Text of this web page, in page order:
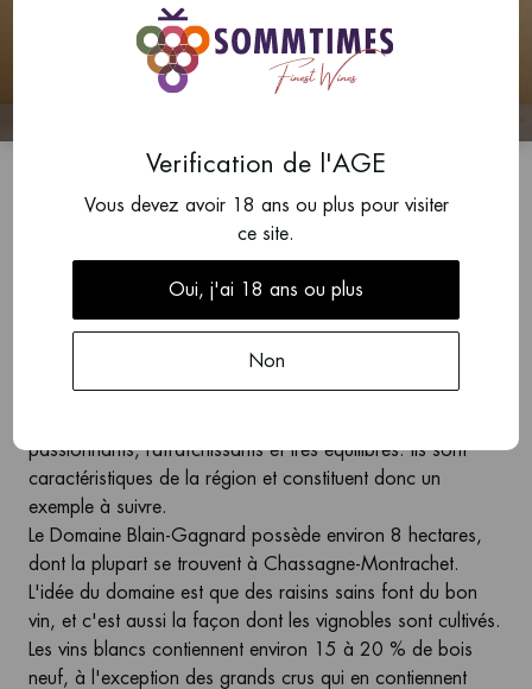
2022
Bâtard-Montrachet
Grand Cru (1,5 liter)
2022
Le Montrachet Grand
Cru (1,5 liter)
Montrachet. Le Domaine Blain-Gagnard a été créé en
Gagnard. Claudine descend de la branche Gagnard du
côté de son père et de la branche Delagrange-Bachelet
du côté de sa mère. Le domaine produit environ 55 % de
passionnants, rafraîchissants et très équilibrés. Ils sont
caractéristiques de la région et constituent donc un
exemple à suivre.
Le Domaine Blain-Gagnard possède environ 8 hectares,
dont la plupart se trouvent à Chassagne-Montrachet.
L'idée du domaine est que des raisins sains font du bon
vin, et c'est aussi la façon dont les vignobles sont cultivés.
Les vins blancs contiennent environ 15 à 20 % de bois
neuf, à l'exception des grands crus qui en contiennent
Verification de l'AGE
Vous devez avoir 18 ans ou plus pour visiter
ce site.
Oui, j'ai 18 ans ou plus
Non